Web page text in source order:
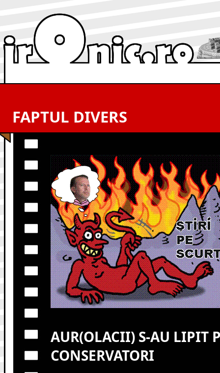
FAPTUL DIVERS
AUR(OLACII) S-AU LIPIT
CONSERVATORI